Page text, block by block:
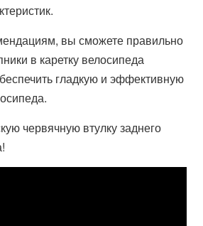
вы сможете правильно
в каретку велосипеда
гладкую и эффективную
червячную втулку заднего